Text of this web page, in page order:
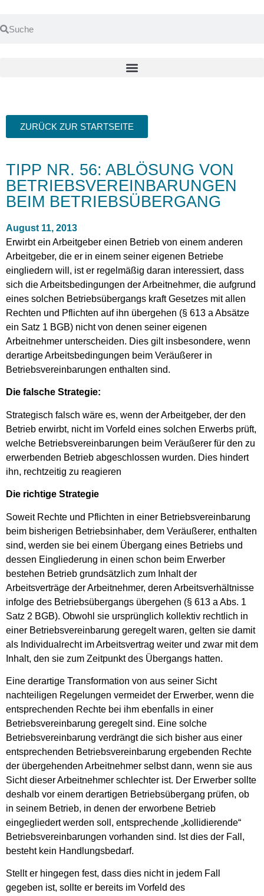
ZURÜCK ZUR STARTSEITE
TIPP NR. 56: ABLÖSUNG VON
BETRIEBSVEREINBARUNGEN
BEIM BETRIEBSÜBERGANG
August 11, 2013
Erwirbt ein Arbeitgeber einen Betrieb von einem anderen
Arbeitgeber, die er in einem seiner eigenen Betriebe
eingliedern will, ist er regelmäßig daran interessiert, dass
sich die Arbeitsbedingungen der Arbeitnehmer, die aufgrund
eines solchen Betriebsübergangs kraft Gesetzes mit allen
Rechten und Pflichten auf ihn übergehen (§ 613 a Absätze
ein Satz 1 BGB) nicht von denen seiner eigenen
Arbeitnehmer unterscheiden. Dies gilt insbesondere, wenn
derartige Arbeitsbedingungen beim Veräußerer in
Betriebsvereinbarungen enthalten sind.
Die falsche Strategie:
Strategisch falsch wäre es, wenn der Arbeitgeber, der den
Betrieb erwirbt, nicht im Vorfeld eines solchen Erwerbs prüft,
welche Betriebsvereinbarungen beim Veräußerer für den zu
erwerbenden Betrieb abgeschlossen wurden. Dies hindert
ihn, rechtzeitig zu reagieren
Die richtige Strategie
Soweit Rechte und Pflichten in einer Betriebsvereinbarung
beim bisherigen Betriebsinhaber, dem Veräußerer, enthalten
sind, werden sie bei einem Übergang eines Betriebs und
dessen Eingliederung in einen schon beim Erwerber
bestehen Betrieb grundsätzlich zum Inhalt der
Arbeitsverträge der Arbeitnehmer, deren Arbeitsverhältnisse
infolge des Betriebsübergangs übergehen (§ 613 a Abs. 1
Satz 2 BGB). Obwohl sie ursprünglich kollektiv rechtlich in
einer Betriebsvereinbarung geregelt waren, gelten sie damit
als Individualrecht im Arbeitsvertrag weiter und zwar mit dem
Inhalt, den sie zum Zeitpunkt des Übergangs hatten.
Eine derartige Transformation von aus seiner Sicht
nachteiligen Regelungen vermeidet der Erwerber, wenn die
entsprechenden Rechte bei ihm ebenfalls in einer
Betriebsvereinbarung geregelt sind. Eine solche
Betriebsvereinbarung verdrängt die sich bisher aus einer
entsprechenden Betriebsvereinbarung ergebenden Rechte
der übergehenden Arbeitnehmer selbst dann, wenn sie aus
Sicht dieser Arbeitnehmer schlechter ist. Der Erwerber sollte
deshalb vor einem derartigen Betriebsübergang prüfen, ob
in seinem Betrieb, in denen der erworbene Betrieb
eingegliedert werden soll, entsprechende „kollidierende“
Betriebsvereinbarungen vorhanden sind. Ist dies der Fall,
besteht kein Handlungsbedarf.
Stellt er hingegen fest, dass dies nicht in jedem Fall
gegeben ist, sollte er bereits im Vorfeld des